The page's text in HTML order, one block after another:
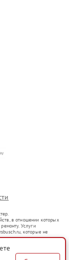
в отношении которых
Услуги
которые не
представителями.
оборот в соответствии
услуг или введения